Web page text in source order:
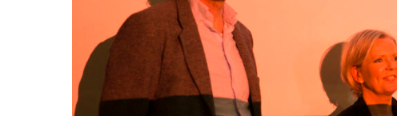
Trykk enter for å starte ditt søk